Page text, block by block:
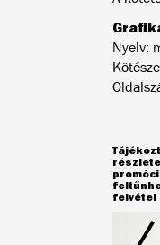
Nyelv:
felvétel